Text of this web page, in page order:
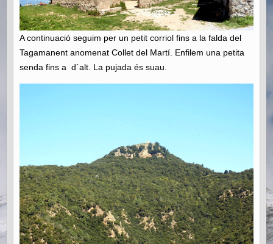
A continuació seguim per un petit corriol fins a la falda del
Tagamanent anomenat Collet del Martí. Enfilem una petita
senda fins a d´alt. La pujada és suau.